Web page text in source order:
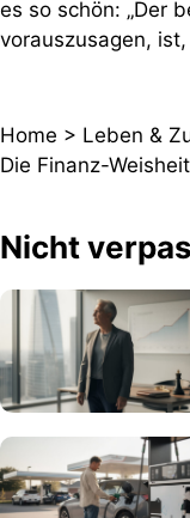
es so schön: „Der
vorauszusagen,
Home > Leben &
Die Finanz-
Nicht